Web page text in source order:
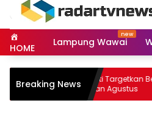
HOME Lampung Wawai
Breaking News
Kejati Targetkan Berkas
Bulan Agustus